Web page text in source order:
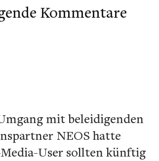
Kommentare
mit beleidigenden
NEOS hatte
User sollten künftig